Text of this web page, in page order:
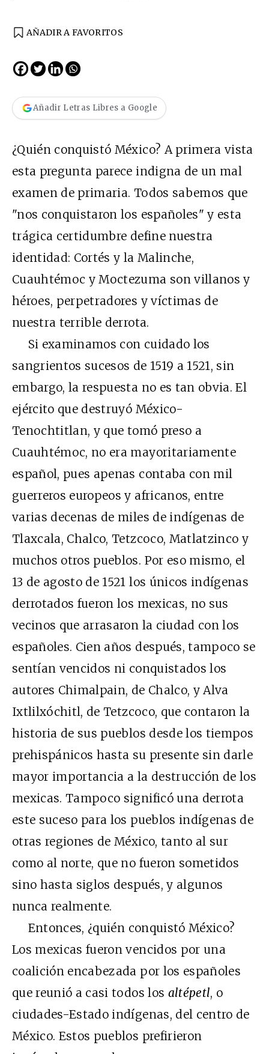
AÑADIR A FAVORITOS
Añadir Letras Libres a Google
¿Quién conquistó México? A primera vista
esta pregunta parece indigna de un mal
examen de primaria. Todos sabemos que
"nos conquistaron los españoles" y esta
trágica certidumbre define nuestra
identidad: Cortés y la Malinche,
Cuauhtémoc y Moctezuma son villanos y
héroes, perpetradores y víctimas de
nuestra terrible derrota.
Si examinamos con cuidado los
sangrientos sucesos de 1519 a 1521, sin
embargo, la respuesta no es tan obvia. El
ejército que destruyó México-
Tenochtitlan, y que tomó preso a
Cuauhtémoc, no era mayoritariamente
español, pues apenas contaba con mil
guerreros europeos y africanos, entre
varias decenas de miles de indígenas de
Tlaxcala, Chalco, Tetzcoco, Matlatzinco y
muchos otros pueblos. Por eso mismo, el
13 de agosto de 1521 los únicos indígenas
derrotados fueron los mexicas, no sus
vecinos que arrasaron la ciudad con los
españoles. Cien años después, tampoco se
sentían vencidos ni conquistados los
autores Chimalpain, de Chalco, y Alva
Ixtlilxóchitl, de Tetzcoco, que contaron la
historia de sus pueblos desde los tiempos
prehispánicos hasta su presente sin darle
mayor importancia a la destrucción de los
mexicas. Tampoco significó una derrota
este suceso para los pueblos indígenas de
otras regiones de México, tanto al sur
como al norte, que no fueron sometidos
sino hasta siglos después, y algunos
nunca realmente.
Entonces, ¿quién conquistó México?
Los mexicas fueron vencidos por una
coalición encabezada por los españoles
que reunió a casi todos los altépetl, o
ciudades-Estado indígenas, del centro de
México. Estos pueblos prefirieron